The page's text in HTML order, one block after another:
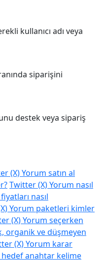
kullanıcı adı veya
siparişini
destek veya sipariş
(X) Yorum satın al
Twitter (X) Yorum nasıl
nasıl
Yorum paketleri kimler
(X) Yorum seçerken
organik ve düşmeyen
(X) Yorum karar
anahtar kelime